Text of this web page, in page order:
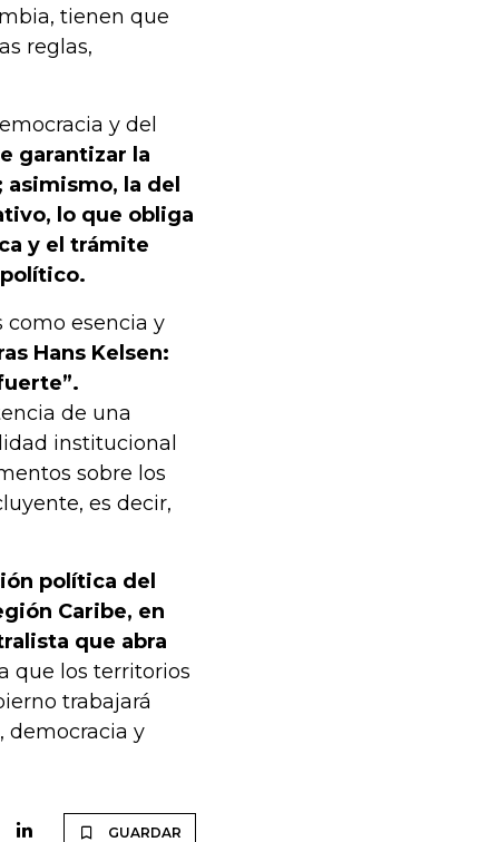
tienen que
reglas,
y del
garantizar la
la del
lo que obliga
y el trámite
esencia y
Hans Kelsen:
de una
institucional
sobre los
es decir,
política del
Caribe, en
que abra
que los territorios
trabajará
democracia y
GUARDAR